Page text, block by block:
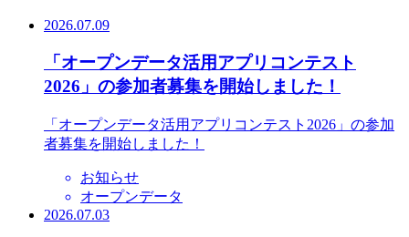
2026.07.09
「オープンデータ活用アプリコンテスト
2026」の参加者募集を開始しました！
「オープンデータ活用アプリコンテスト2026」の参加
者募集を開始しました！
お知らせ
オープンデータ
2026.07.03